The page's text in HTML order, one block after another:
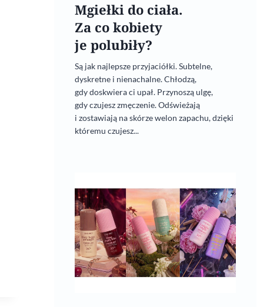
Mgiełki do ciała.
Za co kobiety
je polubiły?
Są jak najlepsze przyjaciółki. Subtelne,
dyskretne i nienachalne. Chłodzą,
gdy doskwiera ci upał. Przynoszą ulgę,
gdy czujesz zmęczenie. Odświeżają
i zostawiają na skórze welon zapachu, dzięki
któremu czujesz...